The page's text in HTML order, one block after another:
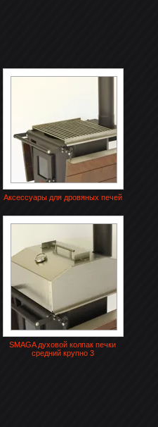
Аксессуары для дровяных печей
SMAGA духовой колпак печки
средний крупно 3